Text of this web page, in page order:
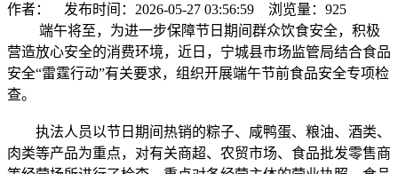
作者： 发布时间：2026-05-27 03:56:59 浏览量： 925
端午将至，为进一步保障节日期间群众饮食安全，积极
营造放心安全的消费环境，近日，宁城县市场监管局结合食品
安全“雷霆行动”有关要求，组织开展端午节前食品安全专项检
查。
执法人员以节日期间热销的粽子、咸鸭蛋、粮油、酒类、
肉类等产品为重点，对有关商超、农贸市场、食品批发零售商